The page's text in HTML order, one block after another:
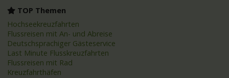
TOP Themen
Hochseekreuzfahrten
Flussreisen mit An- und Abreise
Deutschsprachiger Gästeservice
Last Minute Flusskreuzfahrten
Flussreisen mit Rad
Kreuzfahrthäfen